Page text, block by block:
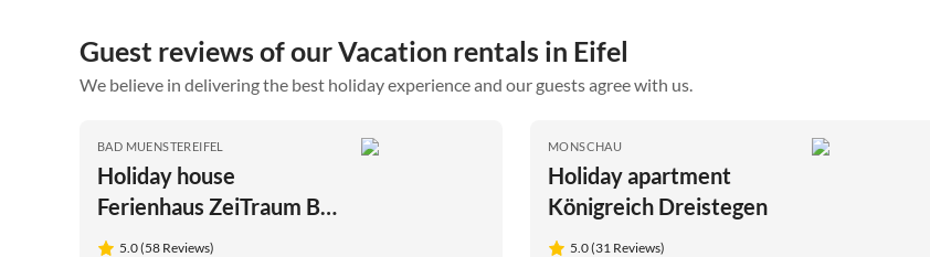
Guest reviews of our Vacation rentals in Eifel
We believe in delivering the best holiday experience and our guests agree with us.
BAD MUENSTEREIFEL
Holiday house
Ferienhaus ZeiTraum Bad
Münstereifel
5.0 (58 Reviews)
MONSCHAU
Holiday apartment
Königreich Dreistegen
5.0 (31 Reviews)